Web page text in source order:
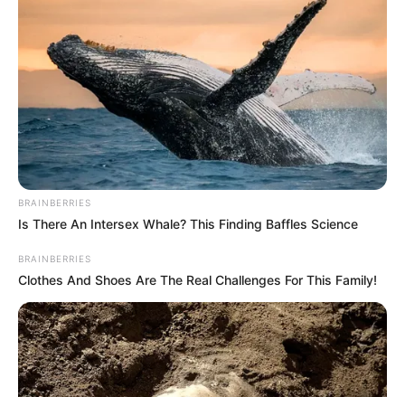
ΤΑΥΤΟΤΗΤΑ ΚΑΙ ΕΠΙΚΟΙΝΩΝΙΑ ΟΡΟΙ ΧΡΗΣΗΣ
© 2025 EVIANEWS του Γιώργου Κουτσελίνη
BRAINBERRIES
Is There An Intersex Whale? This Finding Baffles Science
BRAINBERRIES
Clothes And Shoes Are The Real Challenges For This Family!